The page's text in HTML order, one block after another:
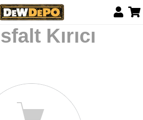
Kırıcı